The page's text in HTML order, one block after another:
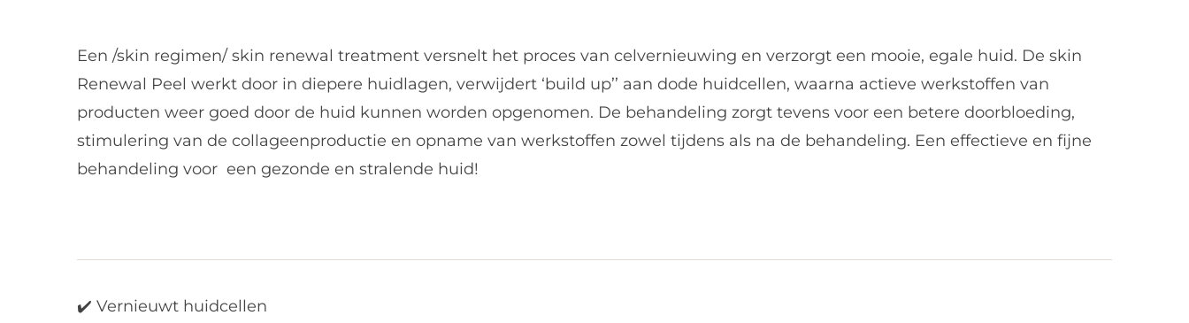
Een /skin regimen/ skin renewal treatment versnelt het proces van celvernieuwing en verzorgt een mooie, egale huid. De skin
Renewal Peel werkt door in diepere huidlagen, verwijdert ‘build up’’ aan dode huidcellen, waarna actieve werkstoffen van
producten weer goed door de huid kunnen worden opgenomen. De behandeling zorgt tevens voor een betere doorbloeding,
stimulering van de collageenproductie en opname van werkstoffen zowel tijdens als na de behandeling. Een effectieve en fijne
behandeling voor een gezonde en stralende huid!
✔️ Vernieuwt huidcellen